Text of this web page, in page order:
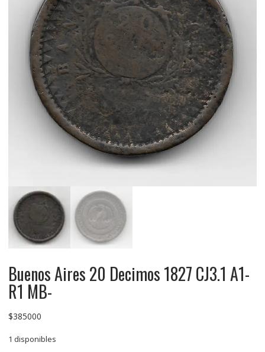
Buenos Aires 20 Decimos 1827 CJ3.1 A1-
R1 MB-
$385000
1 disponibles